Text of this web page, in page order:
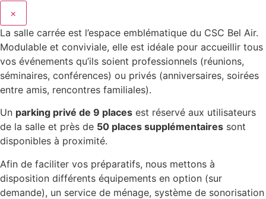
×
La salle carrée est l’espace emblématique du CSC Bel Air.
Modulable et conviviale, elle est idéale pour accueillir tous
vos événements qu’ils soient professionnels (réunions,
séminaires, conférences) ou privés (anniversaires, soirées
entre amis, rencontres familiales).
Un parking privé de 9 places est réservé aux utilisateurs
de la salle et près de 50 places supplémentaires sont
disponibles à proximité.
Afin de faciliter vos préparatifs, nous mettons à
disposition différents équipements en option (sur
demande), un service de ménage, système de sonorisation